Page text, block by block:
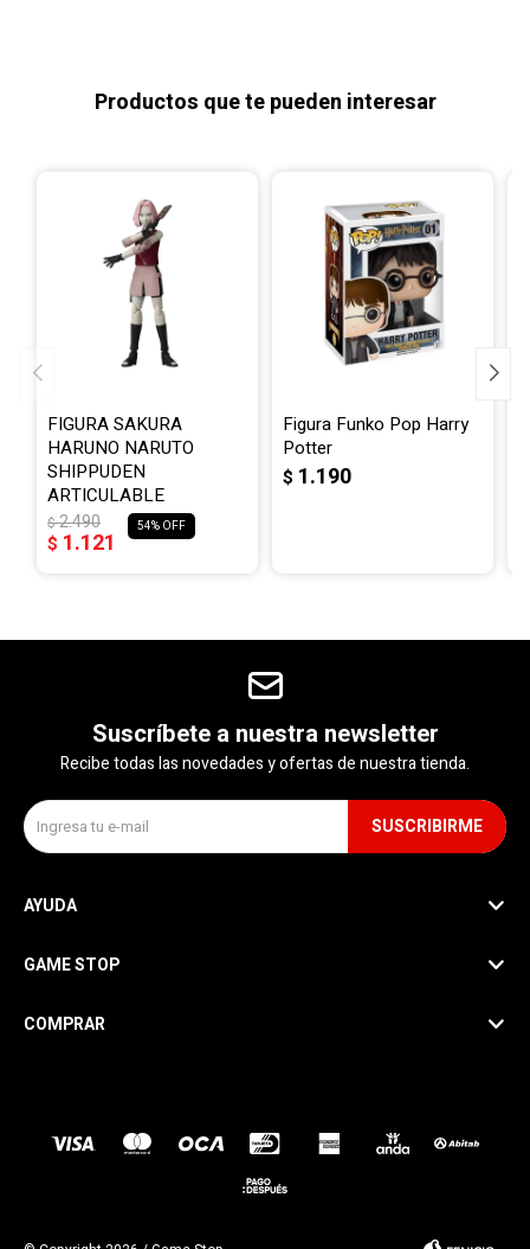
Productos que te pueden interesar
FIGURA SAKURA
HARUNO NARUTO
SHIPPUDEN
ARTICULABLE
$ 1.121
$2.490 54
Figura Funko Pop Harry
Potter
$ 1.190
Suscríbete a nuestra newsletter
Recibe todas las novedades y ofertas de nuestra tienda.
SUSCRIBIRME
AYUDA
GAME STOP
COMPRAR